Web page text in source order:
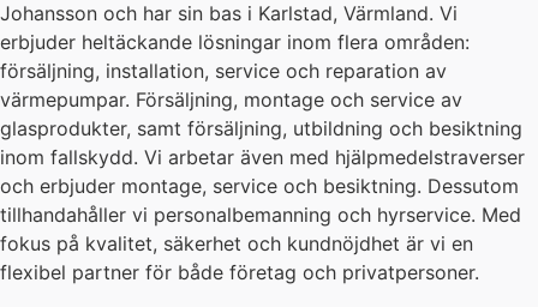
Johansson och har sin bas i Karlstad, Värmland. Vi
erbjuder heltäckande lösningar inom flera områden:
försäljning, installation, service och reparation av
värmepumpar. Försäljning, montage och service av
glasprodukter, samt försäljning, utbildning och besiktning
inom fallskydd. Vi arbetar även med hjälpmedelstraverser
och erbjuder montage, service och besiktning. Dessutom
tillhandahåller vi personalbemanning och hyrservice. Med
fokus på kvalitet, säkerhet och kundnöjdhet är vi en
flexibel partner för både företag och privatpersoner.